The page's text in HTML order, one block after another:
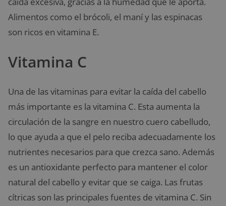
Alimentos como el brócoli, el maní y las espinacas
son ricos en vitamina E.
Vitamina C
Una de las vitaminas para evitar la caída del cabello
más importante es la vitamina C. Esta aumenta la
circulación de la sangre en nuestro cuero cabelludo,
lo que ayuda a que el pelo reciba adecuadamente los
nutrientes necesarios para que crezca sano. Además
es un antioxidante perfecto para mantener el color
natural del cabello y evitar que se caiga. Las frutas
cítricas son las principales fuentes de vitamina C. Sin